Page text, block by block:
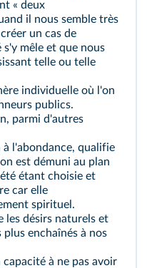
« deux
il nous semble très
un cas de
mêle et que nous
telle ou telle
individuelle où l'on
publics.
parmi d'autres
à l'abondance, qualifie
est démuni au plan
étant choisie et
car elle
spirituel.
les désirs naturels et
plus enchaînés à nos
capacité à ne pas avoir